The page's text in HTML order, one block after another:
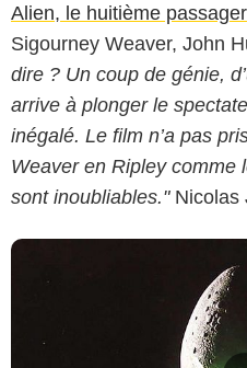
Alien, le huitième passager
Sigourney Weaver, John
dire ? Un coup de génie,
arrive à plonger le
inégalé. Le film n’a pas
Weaver en Ripley comme
sont inoubliables."Nicolas